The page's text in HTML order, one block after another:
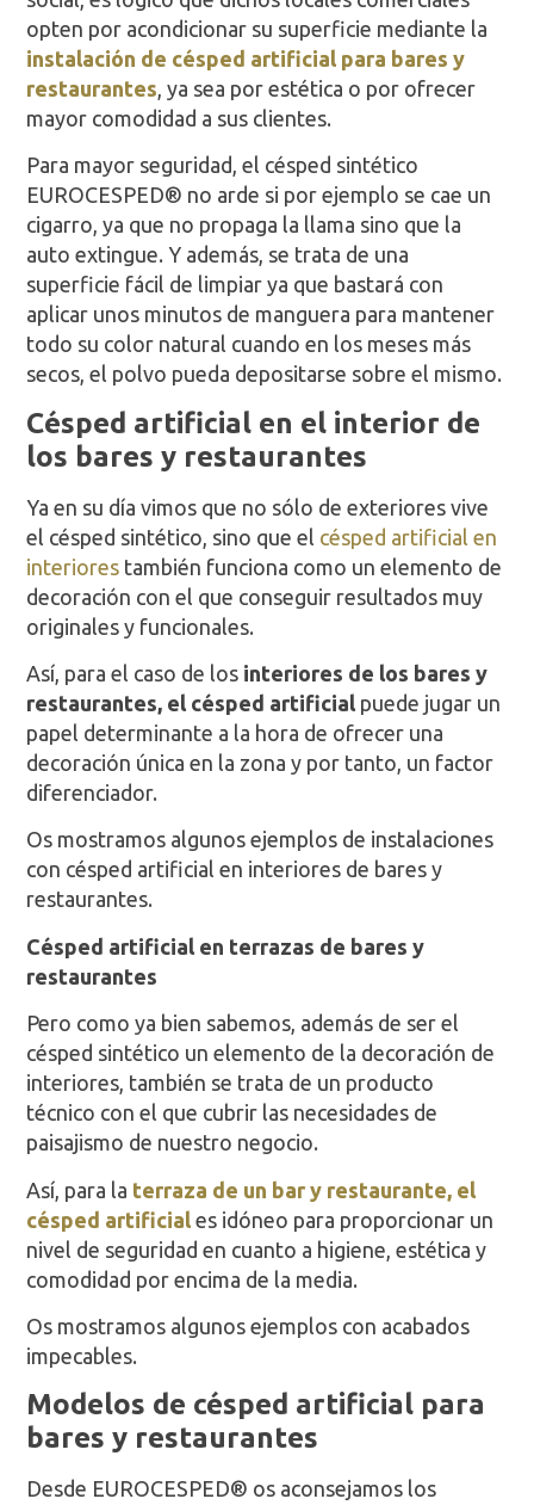
opten por acondicionar su superficie mediante la
instalación de césped artificial para bares y
restaurantes , ya sea por estética o por ofrecer
mayor comodidad a sus clientes.
Para mayor seguridad, el césped sintético
EUROCESPED® no arde si por ejemplo se cae un
cigarro, ya que no propaga la llama sino que la
auto extingue. Y además, se trata de una
superficie fácil de limpiar ya que bastará con
aplicar unos minutos de manguera para mantener
todo su color natural cuando en los meses más
secos, el polvo pueda depositarse sobre el mismo.
Césped artificial en el interior de
los bares y restaurantes
Ya en su día vimos que no sólo de exteriores vive
el césped sintético, sino que el césped artificial en
interiores también funciona como un elemento de
decoración con el que conseguir resultados muy
originales y funcionales.
Así, para el caso de los interiores de los bares y
restaurantes, el césped artificial puede jugar un
papel determinante a la hora de ofrecer una
decoración única en la zona y por tanto, un factor
diferenciador.
Os mostramos algunos ejemplos de instalaciones
con césped artificial en interiores de bares y
restaurantes.
Césped artificial en terrazas de bares y
restaurantes
Pero como ya bien sabemos, además de ser el
césped sintético un elemento de la decoración de
interiores, también se trata de un producto
técnico con el que cubrir las necesidades de
paisajismo de nuestro negocio.
Así, para la terraza de un bar y restaurante, el
césped artificial es idóneo para proporcionar un
nivel de seguridad en cuanto a higiene, estética y
comodidad por encima de la media.
Os mostramos algunos ejemplos con acabados
impecables.
Modelos de césped artificial para
bares y restaurantes
Desde EUROCESPED® os aconsejamos los